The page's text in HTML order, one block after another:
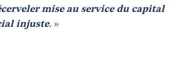
mise au service du capital
injuste. »